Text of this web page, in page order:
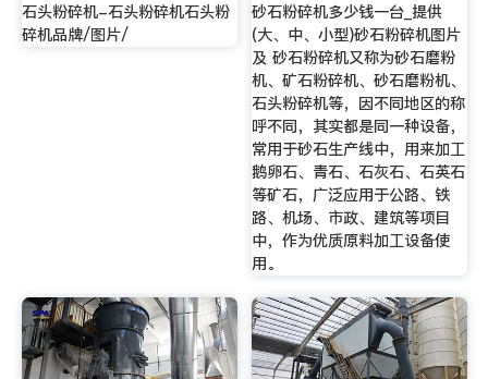
石头粉碎机-石头粉碎机石头粉
碎机品牌/图片/
砂石粉碎机多少钱一台_提供
(大、中、小型)砂石粉碎机图片
及 砂石粉碎机又称为砂石磨粉
机、矿石粉碎机、砂石磨粉机、
石头粉碎机等，因不同地区的称
呼不同，其实都是同一种设备，
常用于砂石生产线中，用来加工
鹅卵石、青石、石灰石、石英石
等矿石，广泛应用于公路、铁
路、机场、市政、建筑等项目
中，作为优质原料加工设备使
用。